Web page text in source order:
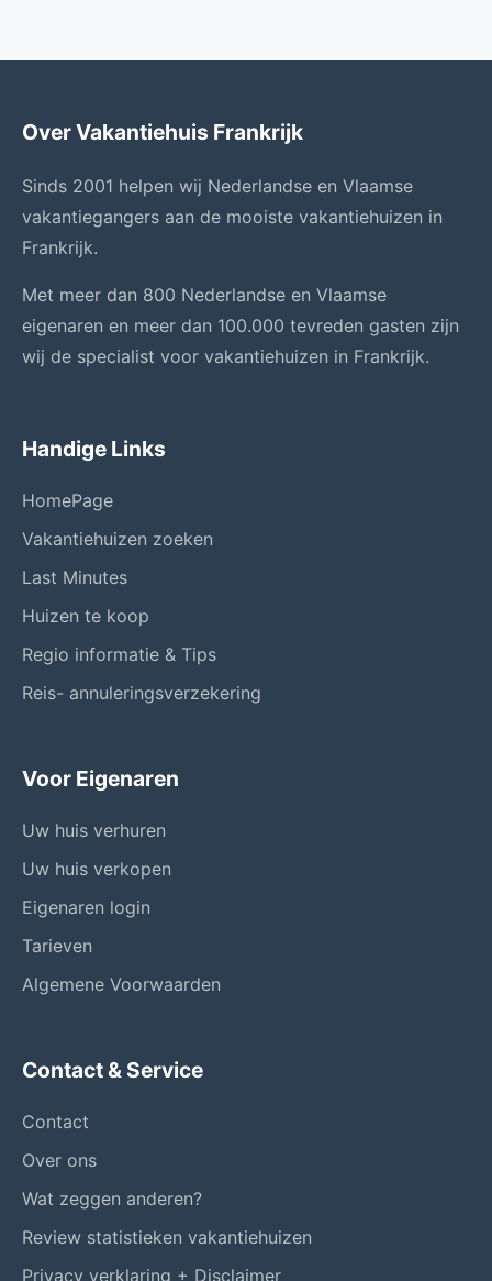
Over Vakantiehuis Frankrijk
Sinds 2001 helpen wij Nederlandse en Vlaamse
vakantiegangers aan de mooiste vakantiehuizen in
Frankrijk.
Met meer dan 800 Nederlandse en Vlaamse
eigenaren en meer dan 100.000 tevreden gasten zijn
wij de specialist voor vakantiehuizen in Frankrijk.
Handige Links
HomePage
Vakantiehuizen zoeken
Last Minutes
Huizen te koop
Regio informatie & Tips
Reis- annuleringsverzekering
Voor Eigenaren
Uw huis verhuren
Uw huis verkopen
Eigenaren login
Tarieven
Algemene Voorwaarden
Contact & Service
Contact
Over ons
Wat zeggen anderen?
Review statistieken vakantiehuizen
Privacy verklaring + Disclaimer